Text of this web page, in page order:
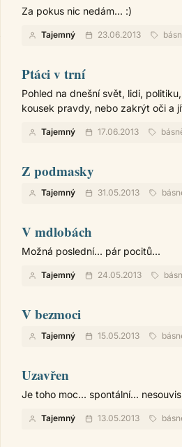
Za pokus nic nedám... :)
Tajemný 23.06.2013
Ptáci v trní
Pohled na dnešní svět, lidi,
kousek pravdy, nebo zakrýt oči a
Tajemný 17.06.2013
Z podmasky
Tajemný 31.05.2013
V mdlobách
Možná poslední... pár pocitů...
Tajemný 24.05.2013
V bezmoci
Tajemný 15.05.2013
Uzavřen
Je toho moc... spontální...
Tajemný 13.05.2013